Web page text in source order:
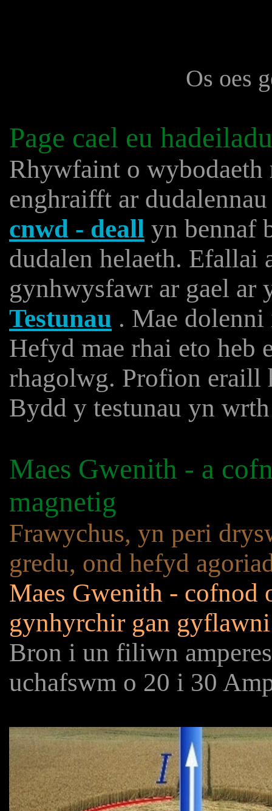
Os oes
Page cael eu hadeiladu
Rhywfaint o wybodaeth
enghraifft ar
cnwd - deall yn bennaf
dudalen helaeth.
gynhwysfawr ar gael ar
Testunau . Mae
Hefyd mae rhai eto heb
rhagolwg. Profion
Bydd y testunau yn
Maes Gwenith - a
magnetig
Frawychus, yn peri
gredu, ond hefyd
Maes Gwenith - cofnod
gynhyrchir gan
Bron i un filiwn
uchafswm o 20 i 30